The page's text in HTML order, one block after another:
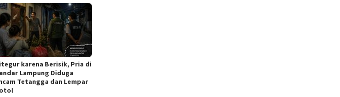
karena Berisik, Pria di
Lampung Diduga
Tetangga dan Lempar